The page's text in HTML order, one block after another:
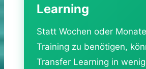
Learning
Statt Wochen oder
Training zu benötigen,
Transfer Learning in